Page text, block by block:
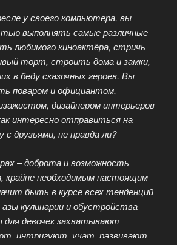
у своего компьютера, вы
выполнять самые различные
любимого киноактёра, стричь
торт, строить дома и замки,
в беду сказочных героев. Вы
поваром и официантом,
дизайнером интерьеров
интересно отправиться на
с друзьями, не правда ли?
– доброта и возможность
крайне необходимым настоящим
быть в курсе всех тенденций
кулинарии и обустройства
для девочек захватывают
интригуют, учат, развивают